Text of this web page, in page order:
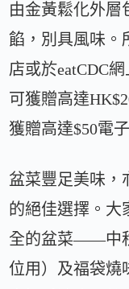
由金黃鬆化外層
餡，別具風味。
店或於eatCDC
可獲贈高達
獲贈高達$50電
盆菜豐足美味，
的絕佳選擇。大
全的盆菜——中
位用）及福袋燒